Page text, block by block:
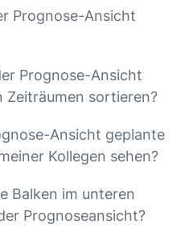
Prognose-Ansicht
Prognose-Ansicht
Zeiträumen sortieren?
Ansicht geplante
Kollegen sehen?
Balken im unteren
Prognoseansicht?